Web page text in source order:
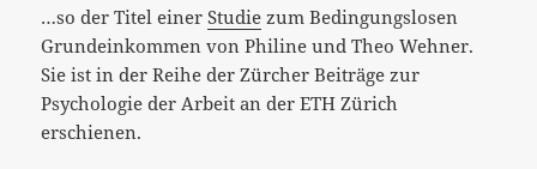
…so der Titel einerStudie zum Bedingungslosen
Grundeinkommen von Philine und Theo Wehner.
Sie ist in der Reihe der Zürcher Beiträge zur
Psychologie der Arbeit an der ETH Zürich
erschienen.